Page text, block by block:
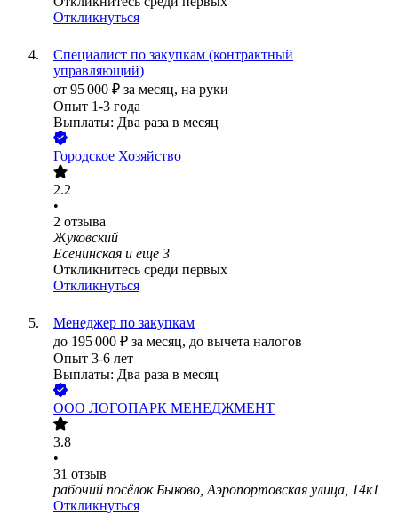
Откликнуться
Специалист по закупкам (контрактный
управляющий)
от 95 000 ₽ за месяц, на руки
Опыт 1-3 года
Выплаты: Два раза в месяц
Городское Хозяйство
2.2
•
2 отзыва
Жуковский
Есенинская и еще 3
Откликнитесь среди первых
Откликнуться
Менеджер по закупкам
до 195 000 ₽ за месяц, до вычета налогов
Опыт 3-6 лет
Выплаты: Два раза в месяц
ООО ЛОГОПАРК МЕНЕДЖМЕНТ
3.8
•
31 отзыв
рабочий посёлок Быково, Аэропортовская улица, 14к1
Откликнуться